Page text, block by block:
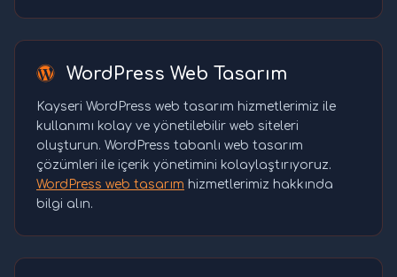
WordPress Web Tasarım
Kayseri WordPress web tasarım hizmetlerimiz ile
kullanımı kolay ve yönetilebilir web siteleri
oluşturun. WordPress tabanlı web tasarım
çözümleri ile içerik yönetimini kolaylaştırıyoruz.
WordPress web tasarım hizmetlerimiz hakkında
bilgi alın.